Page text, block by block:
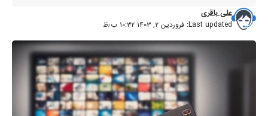
Last updated: فروردین ۲, ۱۴۰۳ ۱۰:۳۲ ب٫ظ
علی باقری